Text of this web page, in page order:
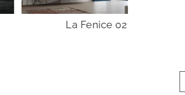
La Fenice 02